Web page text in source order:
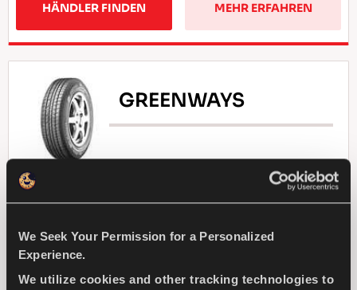
We Seek Your Permission for a Personalized
Experience.
We utilize cookies and other tracking technologies to
HÄNDLER FINDEN MEHR ERFAHREN
GREENWAYS
Natürliche Auslese - Fahrökonomie für Ihren
Kompakt-Pkw
PASSAGIER